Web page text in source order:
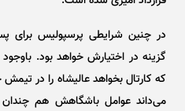
گزینه در اختیارش خواهد بود.
که کارتال بخواهد عالیشاه را در
می‌داند عوامل باشگاهش هم